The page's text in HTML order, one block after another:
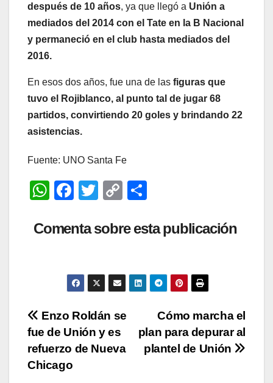
después de 10 años, ya que llegó a Unión a
mediados del 2014 con el Tate en la B Nacional
y permaneció en el club hasta mediados del
2016.
En esos dos años, fue una de las figuras que
tuvo el Rojiblanco, al punto tal de jugar 68
partidos, convirtiendo 20 goles y brindando 22
asistencias.
Fuente: UNO Santa Fe
W
at
F
c
b
o
o
k
T
tt
C
p
Li
n
m
ar
tir
Comenta sobre esta publicación
Navegación
de
entradas
Cómo marcha el
plan para depurar al
plantel de Unión
Enzo Roldán se
fue de Unión y es
refuerzo de Nueva
Chicago